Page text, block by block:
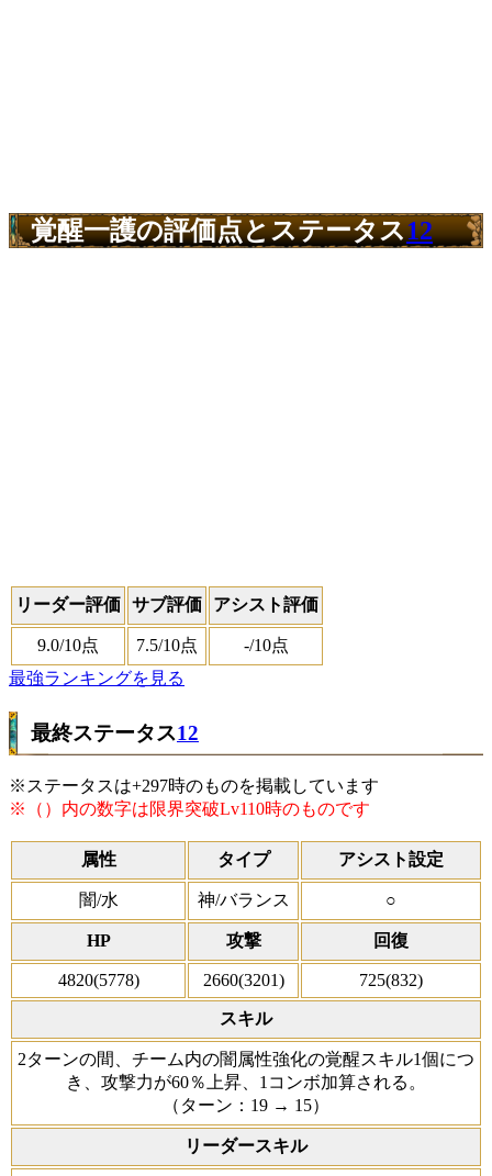
覚醒一護の評価点とステータス12
リーダー評価 サブ評価 アシスト評価
9.0/10点 7.5/10点 -/10点
最強ランキングを見る
最終ステータス12
※ステータスは+297時のものを掲載しています
※（）内の数字は限界突破Lv110時のものです
属性 タイプ アシスト設定
闇/水 神/バランス ○
HP 攻撃 回復
4820(5778) 2660(3201) 725(832)
スキル
2ターンの間、チーム内の闇属性強化の覚醒スキル1個につ
き、攻撃力が60％上昇、1コンボ加算される。
（ターン：19 → 15）
リーダースキル